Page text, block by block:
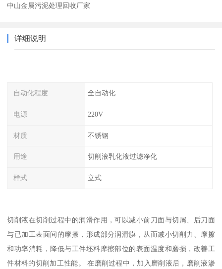
中山金属污泥处理回收厂家
详细说明
自动化程度 全自动化
电源 220V
材质 不锈钢
用途 切削液乳化液过滤净化
样式 立式
切削液在切削过程中的润滑作用，可以减小前刀面与切屑、后刀面
与已加工表面间的摩擦，形成部分润滑膜，从而减小切削力、摩擦
和功率消耗，降低与工件坯料摩擦部位的表面温度和磨损，改善工
件材料的切削加工性能。 在磨削过程中，加入磨削液后，磨削液渗